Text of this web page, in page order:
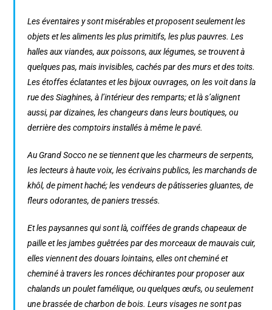
Les éventaires y sont misérables et proposent seulement les
objets et les aliments les plus primitifs, les plus pauvres. Les
halles aux viandes, aux poissons, aux légumes, se trouvent à
quelques pas, mais invisibles, cachés par des murs et des toits.
Les étoffes éclatantes et les bijoux ouvrages, on les voit dans la
rue des Siaghines, à l’intérieur des remparts; et là s’alignent
aussi, par dizaines, les changeurs dans leurs boutiques, ou
derrière des comptoirs installés à même le pavé.
Au Grand Socco ne se tiennent que les charmeurs de serpents,
les lecteurs à haute voix, les écrivains publics, les marchands de
khôl, de piment haché; les vendeurs de pâtisseries gluantes, de
fleurs odorantes, de paniers tressés.
Et les paysannes qui sont là, coiffées de grands chapeaux de
paille et les jambes guêtrées par des morceaux de mauvais cuir,
elles viennent des douars lointains, elles ont cheminé et
cheminé à travers les ronces déchirantes pour proposer aux
chalands un poulet famélique, ou quelques œufs, ou seulement
une brassée de charbon de bois. Leurs visages ne sont pas